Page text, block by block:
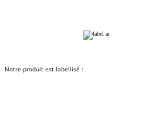
Notre produit est labellisé :